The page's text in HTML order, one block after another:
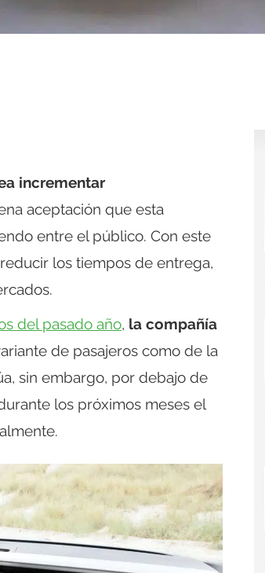
incrementar
aceptación que esta
entre el público. Con este
los tiempos de entrega,
del pasado año, la compañía
de pasajeros como de la
sin embargo, por debajo de
los próximos meses el